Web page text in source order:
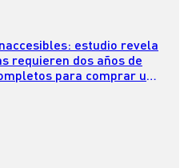
estudio revela
requieren dos años de
para comprar una